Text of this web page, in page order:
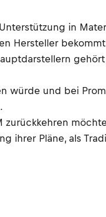
in
Hersteller
würde und bei
ihrer Pläne, als